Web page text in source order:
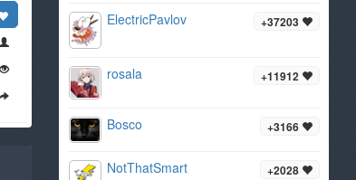
+37203
ElectricPavlov
+11912
rosala
+3166
Bosco
+2028
NotThatSmart